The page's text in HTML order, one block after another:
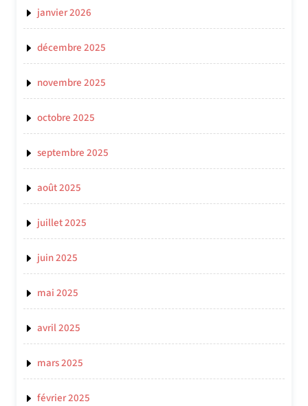
janvier 2026
décembre 2025
novembre 2025
octobre 2025
septembre 2025
août 2025
juillet 2025
juin 2025
mai 2025
avril 2025
mars 2025
février 2025